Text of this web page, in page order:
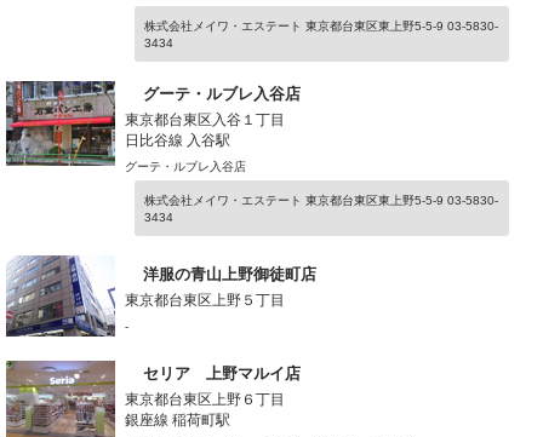
株式会社メイワ・エステート 東京都台東区東上野5-5-9 03-5830-
3434
グーテ・ルブレ入谷店
東京都台東区入谷１丁目
日比谷線 入谷駅
グーテ・ルブレ入谷店
株式会社メイワ・エステート 東京都台東区東上野5-5-9 03-5830-
3434
洋服の青山上野御徒町店
東京都台東区上野５丁目
-
セリア 上野マルイ店
東京都台東区上野６丁目
銀座線 稲荷町駅